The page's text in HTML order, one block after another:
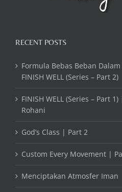
RECENT POSTS
Formula Bebas Beban
FINISH WELL (Series – Part 2)
FINISH WELL (Series – Part
Rohani
God’s Class | Part 2
Custom Every Movement |
Menciptakan Atmosfer Iman